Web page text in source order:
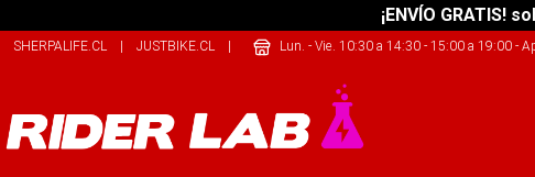
¡ENVÍO GRATIS!
SHERPALIFE.CL | JUSTBIKE.CL | THECLIMB.CL
Lun. - Vie. 10:30 a 14:30 - 15:00 a 19:00-